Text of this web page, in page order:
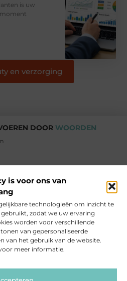
is voor ons van
technologieën om inzicht te
zodat we uw ervaring
worden voor verschillende
van gepersonaliseerde
van het gebruik van de website.
meer informatie.
is uw
en verzorging
DOOR WOORDEN
Partners Over ons
Website index Cookiebeleid (EU)
zo maak jij er winst mee